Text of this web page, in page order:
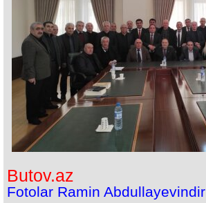
Butov.az
Fotolar Ramin Abdullayevindir